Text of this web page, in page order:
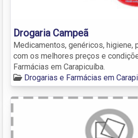
Drogaria Campeã
Medicamentos, genéricos, higiene,
com os melhores preços e
Farmácias em Carapicuíba.
Drogarias e Farmácias em